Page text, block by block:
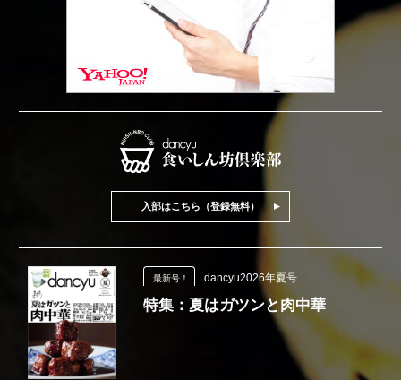
入部はこちら（登録無料）
最新号！ dancyu2026年夏号
特集：夏はガツンと肉中華